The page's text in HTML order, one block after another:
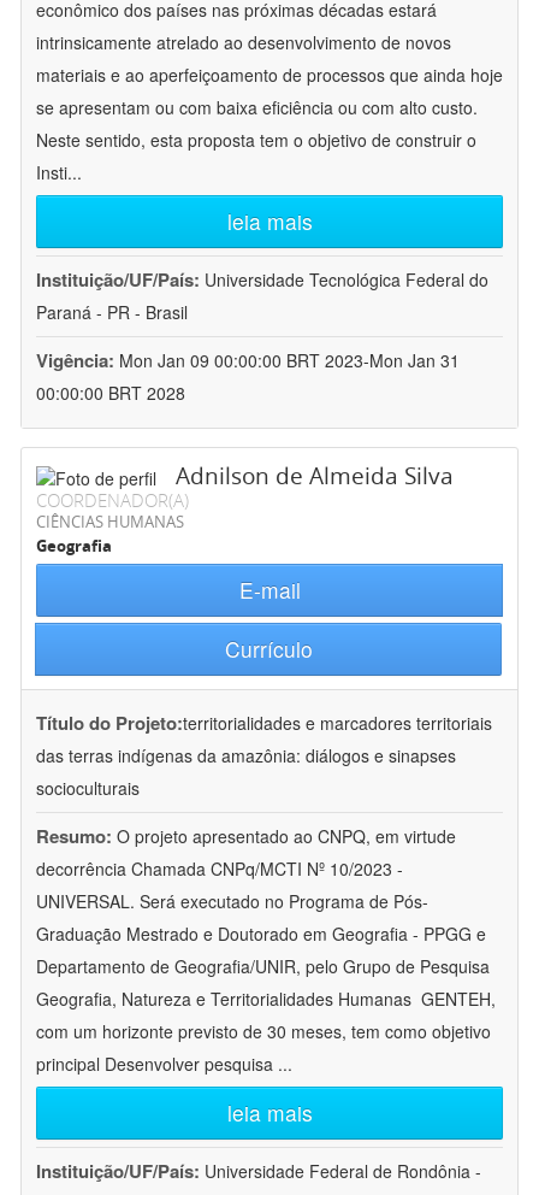
econômico dos países nas próximas décadas estará
intrinsicamente atrelado ao desenvolvimento de novos
materiais e ao aperfeiçoamento de processos que ainda hoje
se apresentam ou com baixa eficiência ou com alto custo.
Neste sentido, esta proposta tem o objetivo de construir o
Insti...
leia mais
Instituição/UF/País: Universidade Tecnológica Federal do
Paraná - PR - Brasil
Vigência: Mon Jan 09 00:00:00 BRT 2023-Mon Jan 31
00:00:00 BRT 2028
Adnilson de Almeida Silva
COORDENADOR(A)
CIÊNCIAS HUMANAS
Geografia
E-mail
Currículo
Título do Projeto:territorialidades e marcadores territoriais
das terras indígenas da amazônia: diálogos e sinapses
socioculturais
Resumo: O projeto apresentado ao CNPQ, em virtude
decorrência Chamada CNPq/MCTI Nº 10/2023 -
UNIVERSAL. Será executado no Programa de Pós-
Graduação Mestrado e Doutorado em Geografia - PPGG e
Departamento de Geografia/UNIR, pelo Grupo de Pesquisa
Geografia, Natureza e Territorialidades Humanas  GENTEH,
com um horizonte previsto de 30 meses, tem como objetivo
principal Desenvolver pesquisa ...
leia mais
Instituição/UF/País: Universidade Federal de Rondônia -